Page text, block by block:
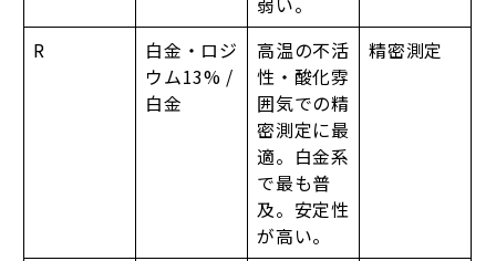
R
白金・ロジ
ウム13% /
白金
高温の不活
性・酸化雰
囲気での精
密測定に最
適。白金系
で最も普
及。安定性
が高い。
精密測定